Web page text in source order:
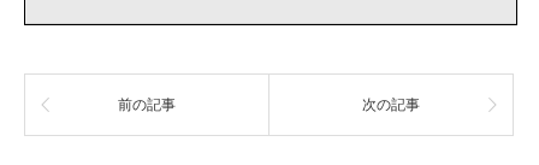
前の記事 次の記事